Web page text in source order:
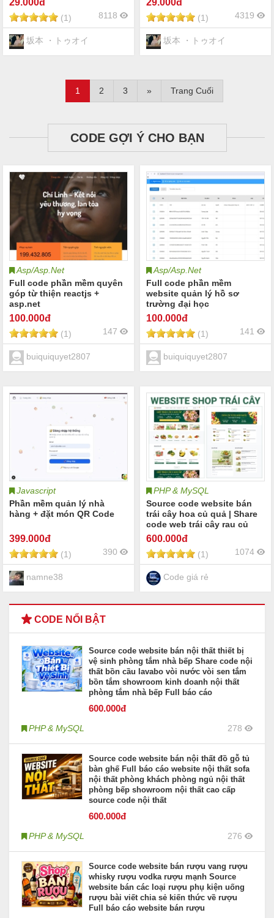
Firebase sử dụng Firebase
29.000đ
(1) 8118
坂本 ・トゥオイ
29.000đ
(1) 4319
坂本 ・トゥオイ
1 2 3 » Trang Cuối
CODE GỢI Ý CHO BẠN
Asp/Asp.Net
Full code phần mềm quyên
góp từ thiện reactjs +
asp.net
100.000đ
(1) 147
buiquiquyet2807
Asp/Asp.Net
Full code phần mềm
website quản lý hồ sơ
trường đại học
100.000đ
(1) 141
buiquiquyet2807
Javascript
Phần mềm quản lý nhà
hàng + đặt món QR Code
399.000đ
(1) 390
namne38
PHP & MySQL
Source code website bán
trái cây hoa củ quả | Share
code web trái cây rau củ
quả cửa hàng trái cây thực
phẩm hữu cơ | Full báo cáo
website trái cây hoa quả
thực phẩm sạch trái cây
nhập khẩu
600.000đ
(1) 1074
Code giá rẻ
CODE NỔI BẬT
Source code website bán nội thất thiết bị
vệ sinh phòng tắm nhà bếp Share code nội
thất bồn cầu lavabo vòi nước vòi sen tắm
bồn tắm showroom kinh doanh nội thất
phòng tắm nhà bếp Full báo cáo
600.000đ
PHP & MySQL 278
Source code website bán nội thất đồ gỗ tủ
bàn ghế Full báo cáo website nội thất sofa
nội thất phòng khách phòng ngủ nội thất
phòng bếp showroom nội thất cao cấp
source code nội thất
600.000đ
PHP & MySQL 276
Source code website bán rượu vang rượu
whisky rượu vodka rượu mạnh Source
website bán các loại rượu phụ kiện uống
rượu bài viết chia sẻ kiến thức về rượu
Full báo cáo website bán rượu